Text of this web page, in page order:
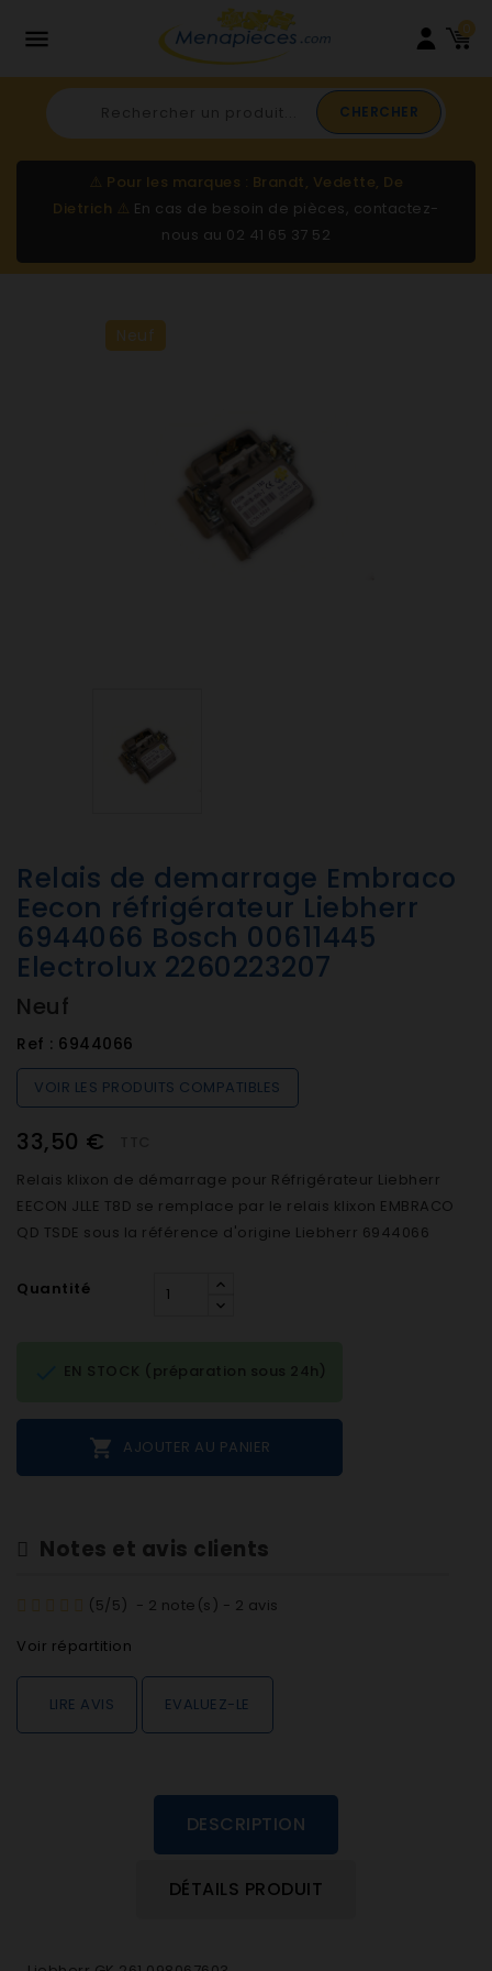
 0
CHERCHER
⚠️ Pour les marques : Brandt, Vedette, De
Dietrich ⚠️ En cas de besoin de pièces, contactez-
nous au 02 41 65 37 52
Neuf
Relais de demarrage Embraco
Eecon réfrigérateur Liebherr
6944066 Bosch 00611445
Electrolux 2260223207
Neuf
Ref : 6944066
VOIR LES PRODUITS COMPATIBLES
33,50 €
Relais klixon de démarrage pour Réfrigérateur Liebherr
EECON JLLE T8D se remplace par le relais klixon EMBRACO
QD TSDE sous la référence d'origine Liebherr 6944066
Quantité
 AJOUTER AU PANIER
EN STOCK (préparation sous 24h)
Notes et avis clients
( 5/5) - 2 note(s) - 2 avis
Voir répartition
LIRE AVIS EVALUEZ-LE
DESCRIPTION
DÉTAILS PRODUIT